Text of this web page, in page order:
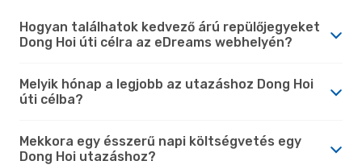
Hogyan találhatok kedvező árú repülőjegyeket
Dong Hoi úti célra az eDreams webhelyén?
Melyik hónap a legjobb az utazáshoz Dong Hoi
úti célba?
Mekkora egy ésszerű napi költségvetés egy
Dong Hoi utazáshoz?